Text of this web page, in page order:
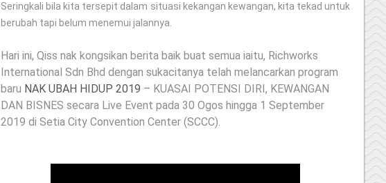
Seringkali bila kita tersepit dalam situasi kekangan kewangan, kita tekad untuk
berubah tapi belum menemui jalannya.
Hari ini, Qiss nak kongsikan berita baik buat semua iaitu, Richworks
International Sdn Bhd dengan sukacitanya telah melancarkan program
baru NAK UBAH HIDUP 2019 – KUASAI POTENSI DIRI, KEWANGAN
DAN BISNES secara Live Event pada 30 Ogos hingga 1 September
2019 di Setia City Convention Center (SCCC).